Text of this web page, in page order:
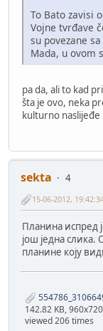
To Bato zavisi
Vojne tvrđave
su povezane
Mada, u ovom
pa da, ali to kad
šta je ovo, neka
kulturno
sekta
4
15-06-2012,
Планина испред
још једна слика.
планине коју
142.82 KB, 960x720
viewed 206 times